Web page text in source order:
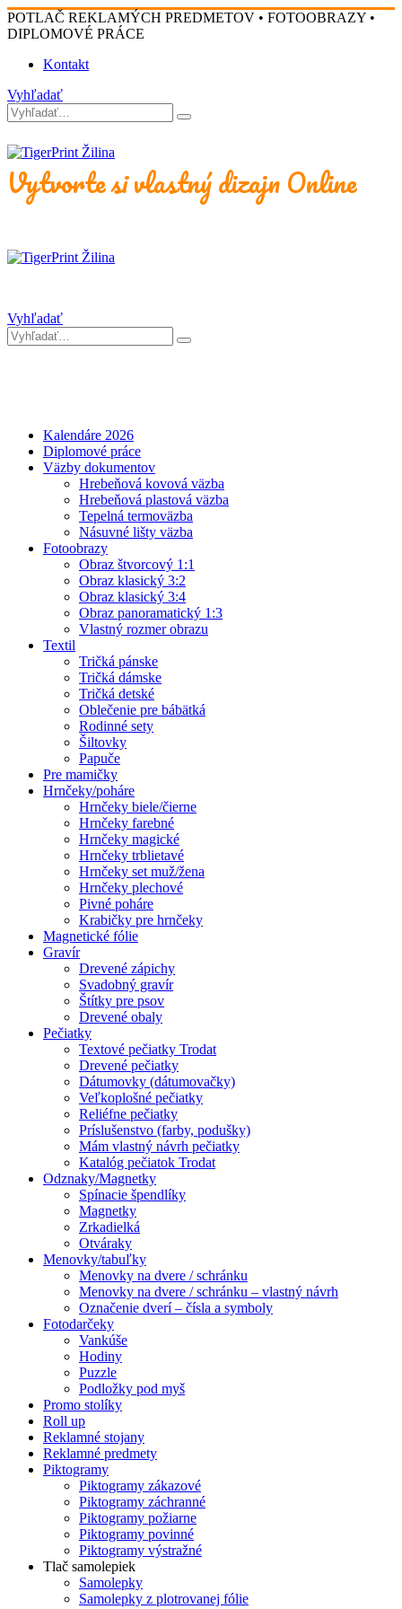
POTLAČ REKLAMÝCH PREDMETOV • FOTOOBRAZY •
DIPLOMOVÉ PRÁCE
Kontakt
Vyhľadať
Vytvorte si vlastný dizajn Online
Vyhľadať
Kalendáre 2026
Diplomové práce
Väzby dokumentov
Hrebeňová kovová väzba
Hrebeňová plastová väzba
Tepelná termoväzba
Násuvné lišty väzba
Fotoobrazy
Obraz štvorcový 1:1
Obraz klasický 3:2
Obraz klasický 3:4
Obraz panoramatický 1:3
Vlastný rozmer obrazu
Textil
Tričká pánske
Tričká dámske
Tričká detské
Oblečenie pre bábätká
Rodinné sety
Šiltovky
Papuče
Pre mamičky
Hrnčeky/poháre
Hrnčeky biele/čierne
Hrnčeky farebné
Hrnčeky magické
Hrnčeky trblietavé
Hrnčeky set muž/žena
Hrnčeky plechové
Pivné poháre
Krabičky pre hrnčeky
Magnetické fólie
Gravír
Drevené zápichy
Svadobný gravír
Štítky pre psov
Drevené obaly
Pečiatky
Textové pečiatky Trodat
Drevené pečiatky
Dátumovky (dátumovačky)
Veľkoplošné pečiatky
Reliéfne pečiatky
Príslušenstvo (farby, podušky)
Mám vlastný návrh pečiatky
Katalóg pečiatok Trodat
Odznaky/Magnetky
Spínacie špendlíky
Magnetky
Zrkadielká
Otváraky
Menovky/tabuľky
Menovky na dvere / schránku
Menovky na dvere / schránku – vlastný návrh
Označenie dverí – čísla a symboly
Fotodarčeky
Vankúše
Hodiny
Puzzle
Podložky pod myš
Promo stolíky
Roll up
Reklamné stojany
Reklamné predmety
Piktogramy
Piktogramy zákazové
Piktogramy záchranné
Piktogramy požiarne
Piktogramy povinné
Piktogramy výstražné
Tlač samolepiek
Samolepky
Samolepky z plotrovanej fólie